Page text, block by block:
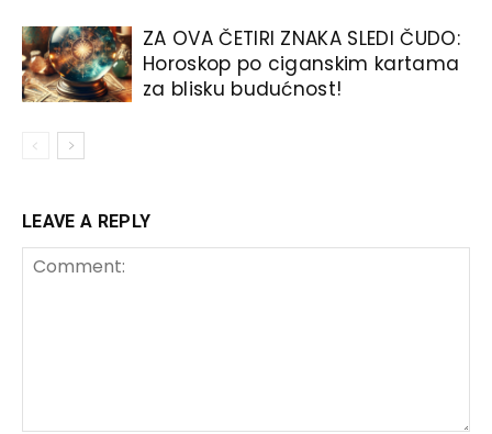
ZA OVA ČETIRI ZNAKA SLEDI ČUDO:
Horoskop po ciganskim kartama
za blisku budućnost!
LEAVE A REPLY